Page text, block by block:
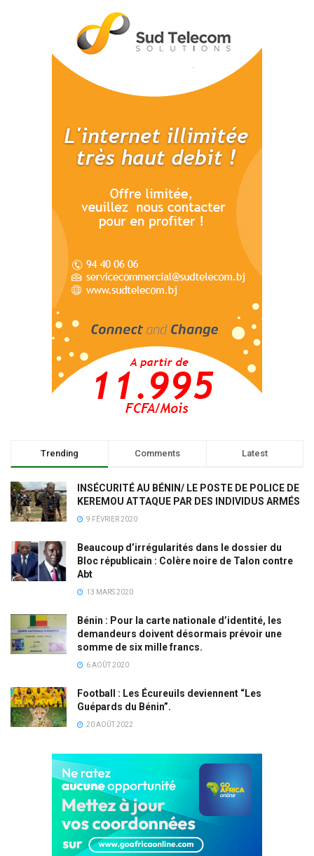
Trending Comments Latest
INSÉCURITÉ AU BÉNIN/ LE POSTE DE POLICE DE
KEREMOU ATTAQUE PAR DES INDIVIDUS ARMÉS
9 FÉVRIER 2020
Beaucoup d’irrégularités dans le dossier du
Bloc républicain : Colère noire de Talon contre
Abt
13 MARS 2020
Bénin : Pour la carte nationale d’identité, les
demandeurs doivent désormais prévoir une
somme de six mille francs.
6 AOÛT 2020
Football : Les Écureuils deviennent “Les
Guépards du Bénin”.
20 AOÛT 2022